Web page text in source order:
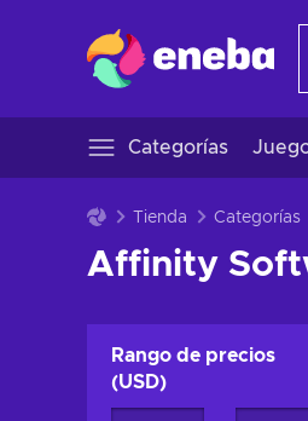
Categorías
Tienda Categorías
Affinity
Rango de precios
(USD)